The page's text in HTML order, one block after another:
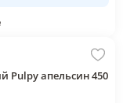
Pulpy апельсин 450